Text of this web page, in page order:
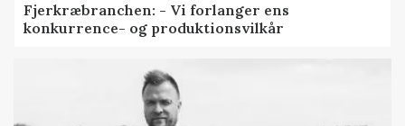
Fjerkræbranchen: - Vi forlanger ens
konkurrence- og produktionsvilkår